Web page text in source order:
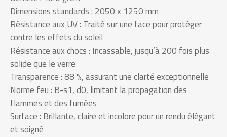
Dimensions standards : 2050 x 1250 mm
Résistance aux UV : Traité sur une face pour protéger
contre les effets du soleil
Résistance aux chocs : Incassable, jusqu’à 200 fois plus
solide que le verre
Transparence : 88 %, assurant une clarté exceptionnelle
Norme feu : B-s1, d0, limitant la propagation des
flammes et des fumées
Surface : Brillante, claire et incolore pour un rendu élégant
et soigné